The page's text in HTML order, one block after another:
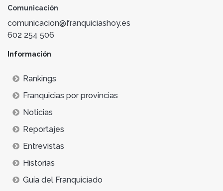
Comunicación
comunicacion@franquiciashoy.es
602 254 506
Información
Rankings
Franquicias por provincias
Noticias
Reportajes
Entrevistas
Historias
Guía del Franquiciado